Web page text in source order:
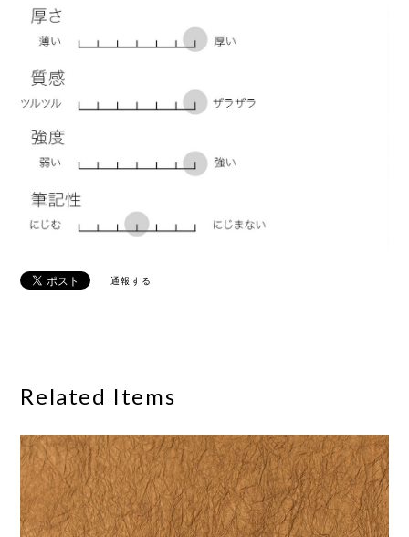
通報する
Related Items